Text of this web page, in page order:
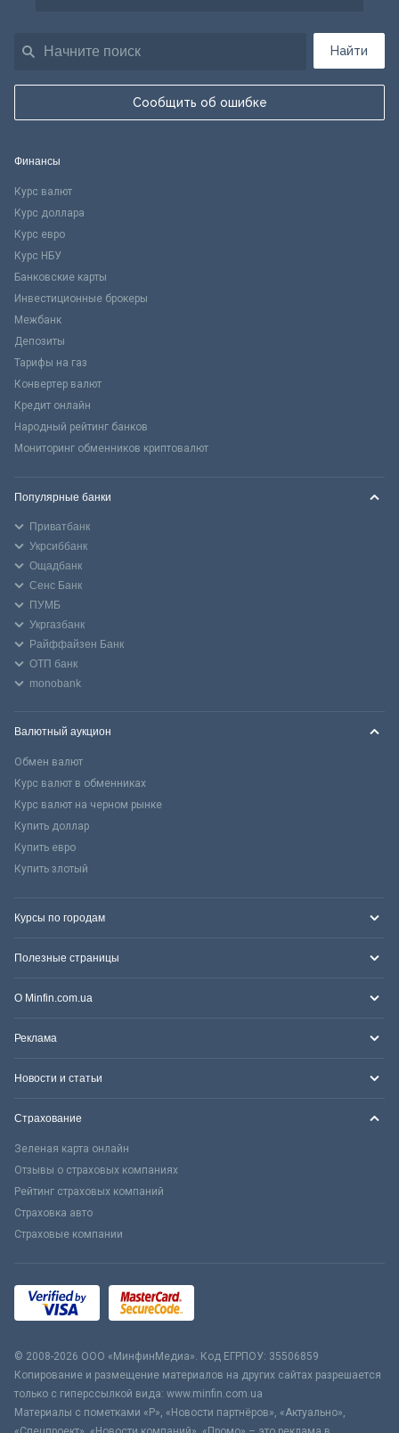
Найти
Сообщить об ошибке
Финансы
Курс валют
Курс доллара
Курс евро
Курс НБУ
Банковские карты
Инвестиционные брокеры
Межбанк
Депозиты
Тарифы на газ
Конвертер валют
Кредит онлайн
Народный рейтинг банков
Мониторинг обменников криптовалют
Популярные банки
Приватбанк
Укрсиббанк
Ощадбанк
Сенс Банк
ПУМБ
Укргазбанк
Райффайзен Банк
ОТП банк
monobank
Валютный аукцион
Обмен валют
Курс валют в обменниках
Курс валют на черном рынке
Купить доллар
Купить евро
Купить злотый
Курсы по городам
Полезные страницы
О Minfin.com.ua
Реклама
Новости и статьи
Страхование
Зеленая карта онлайн
Отзывы о страховых компаниях
Рейтинг страховых компаний
Страховка авто
Страховые компании
© 2008-2026 ООО «МинфинМедиа». Код ЕГРПОУ: 35506859
Копирование и размещение материалов на других сайтах разрешается
только с гиперссылкой вида: www.minfin.com.ua
Материалы с пометками «Р», «Новости партнёров», «Актуально»,